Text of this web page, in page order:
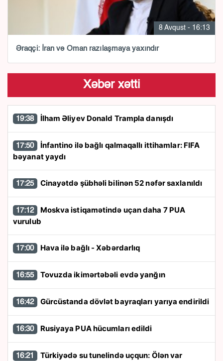
8 Avqust - 16:13
Əraqçi: İran və Oman razılaşmaya yaxındır
Xəbər xətti
19:38 İlham Əliyev Donald Trampla danışdı
17:50
bəyanat yaydı
17:25 Cinayətdə şübhəli bilinən 52 nəfər saxlanıldı
17:12
vurulub
17:00 Hava ilə bağlı - Xəbərdarlıq
16:55 Tovuzda ikimərtəbəli evdə yanğın
16:42 Gürcüstanda dövlət bayraqları yarıya endirildi
16:30 Rusiyaya PUA hücumları edildi
16:21 Türkiyədə su tunelində uçqun: Ölən var